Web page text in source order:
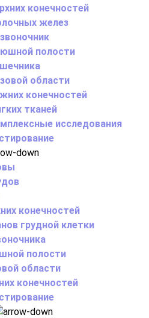
конечностей
желез
полости
области
конечностей
тканей
исследования
конечностей
грудной клетки
полости
области
конечностей